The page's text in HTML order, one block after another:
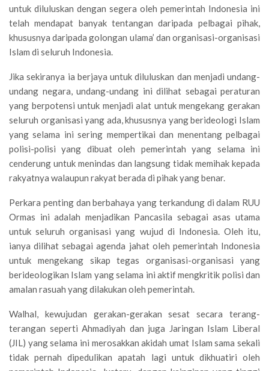
untuk diluluskan dengan segera oleh pemerintah Indonesia ini
telah mendapat banyak tentangan daripada pelbagai pihak,
khususnya daripada golongan ulama’ dan organisasi-organisasi
Islam di seluruh Indonesia.
Jika sekiranya ia berjaya untuk diluluskan dan menjadi undang-
undang negara, undang-undang ini dilihat sebagai peraturan
yang berpotensi untuk menjadi alat untuk mengekang gerakan
seluruh organisasi yang ada, khususnya yang berideologi Islam
yang selama ini sering mempertikai dan menentang pelbagai
polisi-polisi yang dibuat oleh pemerintah yang selama ini
cenderung untuk menindas dan langsung tidak memihak kepada
rakyatnya walaupun rakyat berada di pihak yang benar.
Perkara penting dan berbahaya yang terkandung di dalam RUU
Ormas ini adalah menjadikan Pancasila sebagai asas utama
untuk seluruh organisasi yang wujud di Indonesia. Oleh itu,
ianya dilihat sebagai agenda jahat oleh pemerintah Indonesia
untuk mengekang sikap tegas organisasi-organisasi yang
berideologikan Islam yang selama ini aktif mengkritik polisi dan
amalan rasuah yang dilakukan oleh pemerintah.
Walhal, kewujudan gerakan-gerakan sesat secara terang-
terangan seperti Ahmadiyah dan juga Jaringan Islam Liberal
(JIL) yang selama ini merosakkan akidah umat Islam sama sekali
tidak pernah dipedulikan apatah lagi untuk dikhuatiri oleh